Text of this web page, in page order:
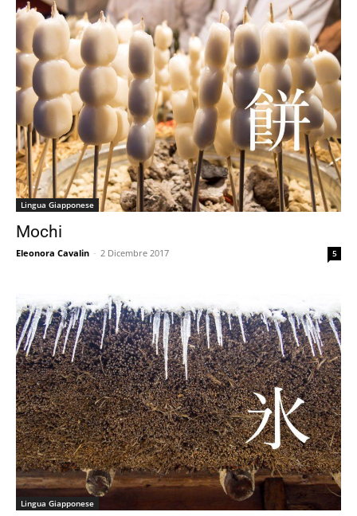
Lingua Giapponese
Mochi
Eleonora Cavalin - 2 Dicembre 2017 5
Lingua Giapponese